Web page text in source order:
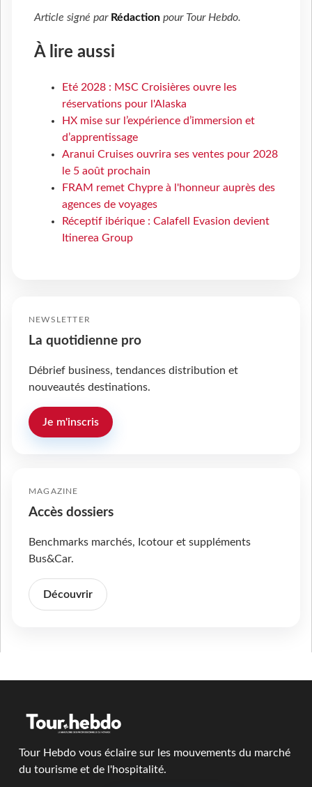
Article signé par Rédaction pour Tour Hebdo.
À lire aussi
Eté 2028 : MSC Croisières ouvre les
réservations pour l'Alaska
HX mise sur l’expérience d’immersion et
d’apprentissage
Aranui Cruises ouvrira ses ventes pour 2028
le 5 août prochain
FRAM remet Chypre à l'honneur auprès des
agences de voyages
Réceptif ibérique : Calafell Evasion devient
Itinerea Group
NEWSLETTER
La quotidienne pro
Débrief business, tendances distribution et
nouveautés destinations.
Je m'inscris
MAGAZINE
Accès dossiers
Benchmarks marchés, Icotour et suppléments
Bus&Car.
Découvrir
Tour Hebdo vous éclaire sur les mouvements du marché
du tourisme et de l'hospitalité.